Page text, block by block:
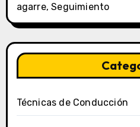
agarre, Seguimiento
Técnicas de Conducción